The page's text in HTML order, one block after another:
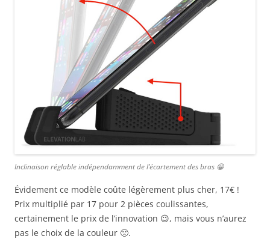
Inclinaison réglable indépendamment de l’écartement des bras 😀
Évidement ce modèle coûte légèrement plus cher, 17€ !
Prix multiplié par 17 pour 2 pièces coulissantes,
certainement le prix de l’innovation 😉, mais vous n’aurez
pas le choix de la couleur 🙁.